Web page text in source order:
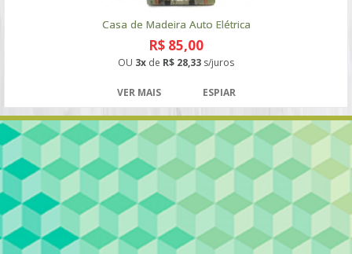
Casa de Madeira Auto Elétrica
R$ 85,00
OU 3x de R$ 28,33 s/juros
VER MAIS ESPIAR